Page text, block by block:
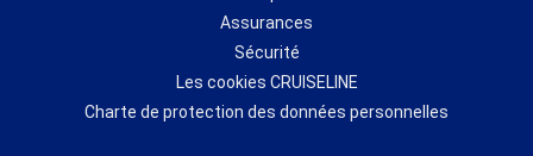
Assurances
Sécurité
Les cookies CRUISELINE
Charte de protection des données personnelles